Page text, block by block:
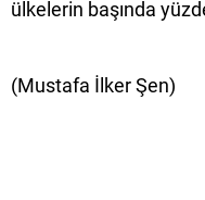
ülkelerin başında
(Mustafa İlker Şen)